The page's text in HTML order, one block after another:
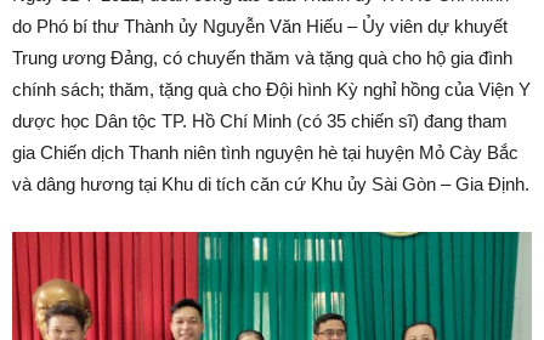
do Phó bí thư Thành ủy Nguyễn Văn Hiếu – Ủy viên dự khuyết
Trung ương Đảng, có chuyến thăm và tặng quà cho hộ gia đình
chính sách; thăm, tặng quà cho Đội hình Kỳ nghỉ hồng của Viện Y
dược học Dân tộc TP. Hồ Chí Minh (có 35 chiến sĩ) đang tham
gia Chiến dịch Thanh niên tình nguyện hè tại huyện Mỏ Cày Bắc
và dâng hương tại Khu di tích căn cứ Khu ủy Sài Gòn – Gia Định.